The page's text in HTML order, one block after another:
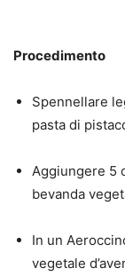
Procedimento
Spennellare
pasta di
Aggiungere 5
bevanda
In un
vegetale